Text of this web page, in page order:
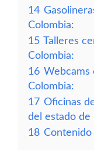
14
Colombia:
15 Talleres
Colombia:
16 Webcams
Colombia:
17 Oficinas
del estado de
18 Contenido